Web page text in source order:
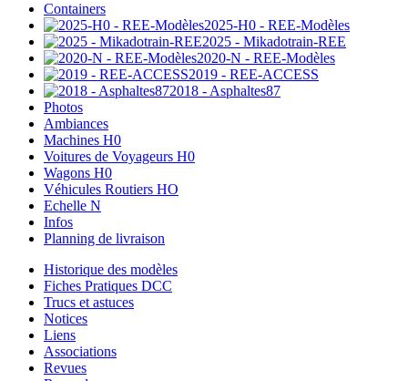
Containers
2025-H0 - REE-Modèles
2025 - Mikadotrain-REE
2020-N - REE-Modèles
2019 - REE-ACCESS
2018 - Asphaltes87
Photos
Ambiances
Machines H0
Voitures de Voyageurs H0
Wagons H0
Véhicules Routiers HO
Echelle N
Infos
Planning de livraison
Historique des modèles
Fiches Pratiques DCC
Trucs et astuces
Notices
Liens
Associations
Revues